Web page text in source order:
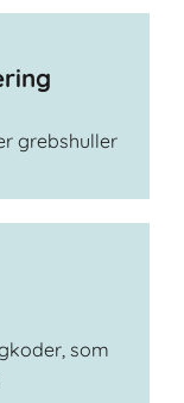
grebshuller
som